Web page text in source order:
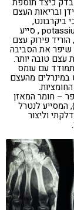
ובריאות העצם
ביקרבונט,
במיוחד בצורת potassium bicarbonate , סייע
פירוק עצם
שיפר את הסביבה
עצם טובה יותר.
עם עומס
במינרלים מהעצם
– חומר המאזן
המסייע לנטרל
וליצור